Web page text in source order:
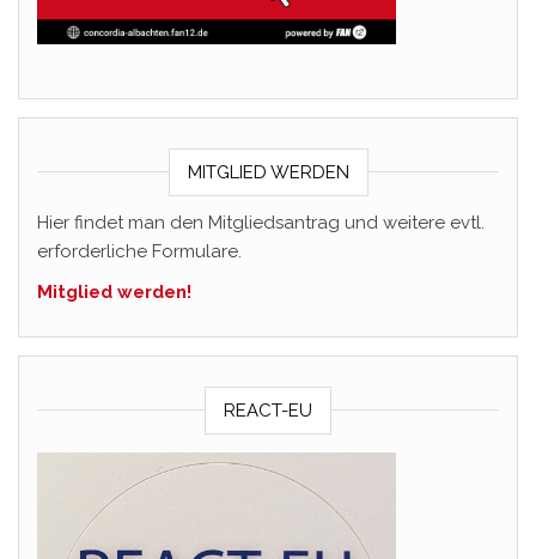
MITGLIED WERDEN
Hier findet man den Mitgliedsantrag und weitere evtl.
erforderliche Formulare.
Mitglied werden!
REACT-EU